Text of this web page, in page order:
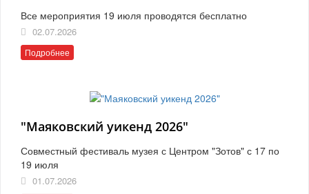
Все мероприятия 19 июля проводятся бесплатно
02.07.2026
Подробнее
"Маяковский уикенд 2026"
Совместный фестиваль музея с Центром "Зотов" с 17 по
19 июля
01.07.2026